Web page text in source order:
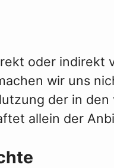
oder indirekt
wir uns
der in
allein der